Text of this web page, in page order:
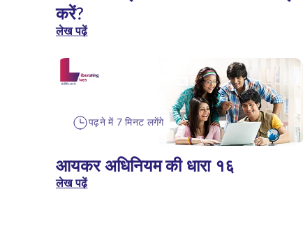
करें?
लेख पढ़ें
पढ़ने में 7 मिनट लगेंगे
आयकर अधिनियम की धारा १६
लेख पढ़ें